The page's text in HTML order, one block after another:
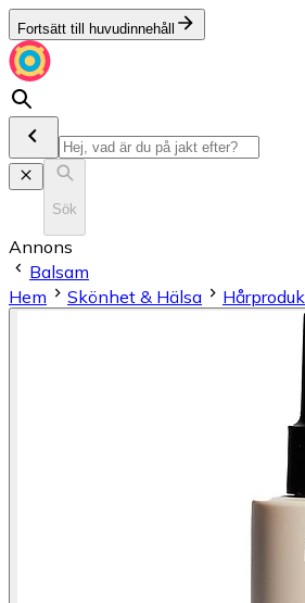
Fortsätt till huvudinnehåll
Sök
Annons
Balsam
Hem
Skönhet & Hälsa